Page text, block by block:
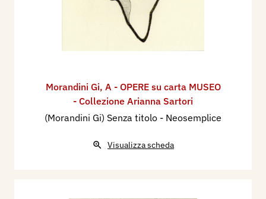
Morandini Gi, A - OPERE su carta MUSEO
- Collezione Arianna Sartori
(Morandini Gi) Senza titolo - Neosemplice
Visualizza scheda